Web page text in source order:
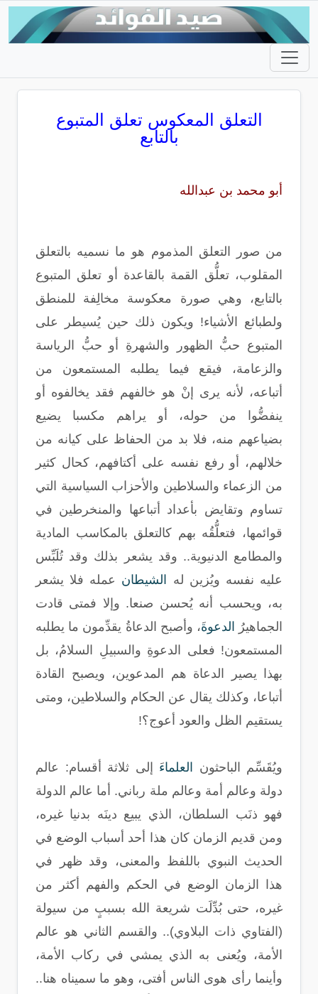
التعلق المعكوس تعلق المتبوع
بالتابع
أبو محمد بن عبدالله
من صور التعلق المذموم هو ما نسميه بالتعلق
المقلوب، تعلُّق القمة بالقاعدة أو تعلق المتبوع
بالتابع، وهي صورة معكوسة مخالِفة للمنطق
ولطبائع الأشياء! ويكون ذلك حين يُسيطر على
المتبوع حبُّ الظهور والشهرةِ أو حبُّ الرياسة
والزعامة، فيقع فيما يطلبه المستمعون من
أتباعه، لأنه يرى إنْ هو خالفهم فقد يخالفوه أو
ينفضُّوا من حوله، أو يراهم مكسبا يضيع
بضياعهم منه، فلا بد من الحفاظ على كيانه من
خلالهم، أو رفع نفسه على أكتافهم، كحال كثير
من الزعماء والسلاطين والأحزاب السياسية التي
تساوم وتقايض بأعداد أتباعها والمنخرطين في
قوائمها، فتعلُّقُه بهم كالتعلق بالمكاسب المادية
والمطامع الدنيوية.. وقد يشعر بذلك وقد تُلَبِّس
عليه نفسه ويُزين له
الشيطان عمله فلا يشعر
به، ويحسب أنه يُحسن صنعا. وإلا فمتى قادت
الجماهيرُ
الدعوةَ، وأصبح الدعاةُ يقدِّمون ما يطلبه
المستمعون! فعلى الدعوةِ والسبيلِ السلامُ، بل
بهذا يصير الدعاة هم المدعوين، ويصبح القادة
أتباعا، وكذلك يقال عن الحكام والسلاطين، ومتى
يستقيم الظل والعود أعوج؟!
ويُقَسِّم الباحثون العلماء َ إلى ثلاثة أقسام: عالم
دولة وعالم أمة وعالم ملة رباني. أما عالم الدولة
فهو ذنَب السلطان، الذي يبيع دينَه بدنيا غيره،
ومن قديم الزمان كان هذا أحد أسباب الوضع في
الحديث النبوي باللفظ والمعنى، وقد ظهر في
هذا الزمان الوضع في الحكم والفهم أكثر من
غيره، حتى بُدِّلَت شريعة الله بسببٍ من سيولة
(الفتاوي ذات البلاوي).. والقسم الثاني هو عالم
الأمة، ويُعنى به الذي يمشي في ركاب الأمة،
وأينما رأى هوى الناس أفتى، وهو ما سميناه هنا..